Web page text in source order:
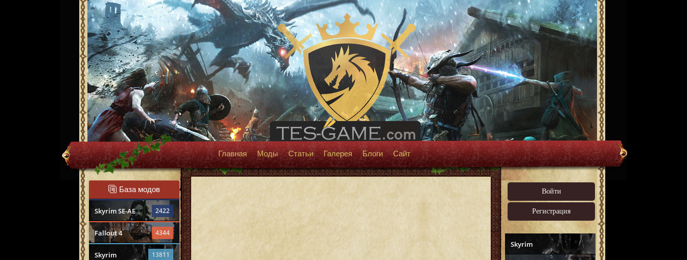
Главная Моды Статьи Галерея Блоги Сайт
База модов
Skyrim SE-AE 2422
Fallout 4 4344
Skyrim 13811
Войти
Регистрация
Skyrim